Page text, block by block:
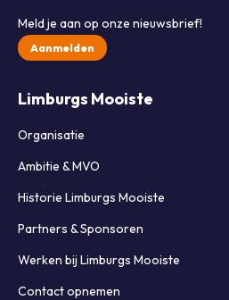
Meld je aan op onze nieuwsbrief!
Aanmelden
Limburgs Mooiste
Organisatie
Ambitie & MVO
Historie Limburgs Mooiste
Partners & Sponsoren
Werken bij Limburgs Mooiste
Contact opnemen